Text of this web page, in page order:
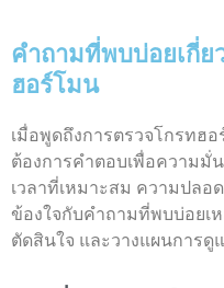
คำถามที่พบบ่อยเกี่ย
ฮอร์โมน
เมื่อพูดถึงการตรวจโกรทฮ
ต้องการคำตอบเพื่อความมั่
เวลาที่เหมาะสม ความปลอ
ข้องใจกับคำถามที่พบบ่อยเ
ตัดสินใจ และวางแผนการ